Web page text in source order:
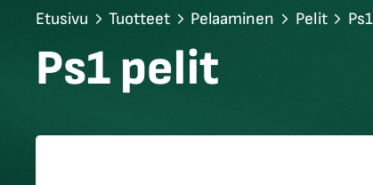
Etusivu Tuotteet Pelaaminen Pelit
Ps1 pelit
sulje